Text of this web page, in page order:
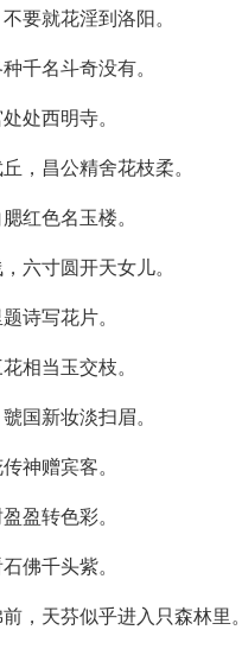
要就花淫到洛阳。
千名斗奇没有。
处西明寺。
，昌公精舍花枝柔。
红色名玉楼。
六寸圆开天女儿。
诗写花片。
相当玉交枝。
国新妆淡扫眉。
神赠宾客。
盈转色彩。
佛千头紫。
，天芬似乎进入只森林里。